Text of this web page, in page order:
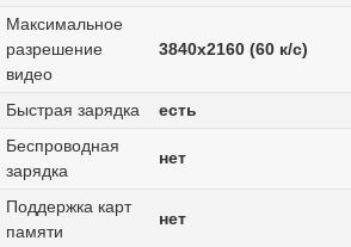
Максимальное
разрешение
видео
3840x2160 (60 к/с)
Быстрая зарядка
есть
Беспроводная
зарядка
нет
Поддержка карт
памяти
нет